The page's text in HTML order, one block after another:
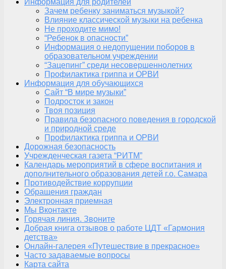
Информация для родителей
Зачем ребенку заниматься музыкой?
Влияние классической музыки на ребенка
Не проходите мимо!
“Ребенок в опасности”
Информация о недопущении поборов в
образовательном учреждении
“Зацепинг” среди несовершеннолетних
Профилактика гриппа и ОРВИ
Информация для обучающихся
Сайт “В мире музыки”
Подросток и закон
Твоя позиция
Правила безопасного поведения в городской
и природной среде
Профилактика гриппа и ОРВИ
Дорожная безопасность
Учрежденческая газета “РИТМ”
Календарь мероприятий в сфере воспитания и
дополнительного образования детей г.о. Самара
Противодействие коррупции
Обращения граждан
Электронная приемная
Мы Вконтакте
Горячая линия. Звоните
Добрая книга отзывов о работе ЦДТ «Гармония
детства»
Онлайн-галерея «Путешествие в прекрасное»
Часто задаваемые вопросы
Карта сайта